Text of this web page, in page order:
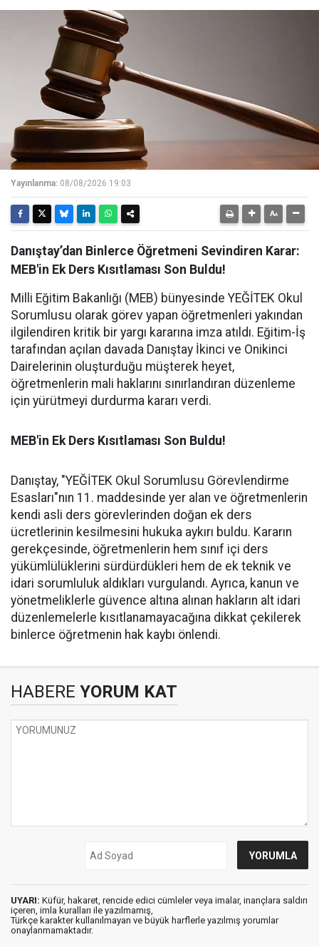
Yayınlanma: 08/08/2026 19:03
Danıştay’dan Binlerce Öğretmeni Sevindiren Karar:
MEB'in Ek Ders Kısıtlaması Son Buldu!
Milli Eğitim Bakanlığı (MEB) bünyesinde YEĞİTEK Okul
Sorumlusu olarak görev yapan öğretmenleri yakından
ilgilendiren kritik bir yargı kararına imza atıldı. Eğitim-İş
tarafından açılan davada Danıştay İkinci ve Onikinci
Dairelerinin oluşturduğu müşterek heyet,
öğretmenlerin mali haklarını sınırlandıran düzenleme
için yürütmeyi durdurma kararı verdi.
MEB'in Ek Ders Kısıtlaması Son Buldu!
Danıştay, "YEĞİTEK Okul Sorumlusu Görevlendirme
Esasları"nın 11. maddesinde yer alan ve öğretmenlerin
kendi asli ders görevlerinden doğan ek ders
ücretlerinin kesilmesini hukuka aykırı buldu. Kararın
gerekçesinde, öğretmenlerin hem sınıf içi ders
yükümlülüklerini sürdürdükleri hem de ek teknik ve
idari sorumluluk aldıkları vurgulandı. Ayrıca, kanun ve
yönetmeliklerle güvence altına alınan hakların alt idari
düzenlemelerle kısıtlanamayacağına dikkat çekilerek
binlerce öğretmenin hak kaybı önlendi.
HABERE YORUM KAT
UYARI: Küfür, hakaret, rencide edici cümleler veya imalar, inançlara saldırı
içeren, imla kuralları ile yazılmamış,
Türkçe karakter kullanılmayan ve büyük harflerle yazılmış yorumlar
onaylanmamaktadır.